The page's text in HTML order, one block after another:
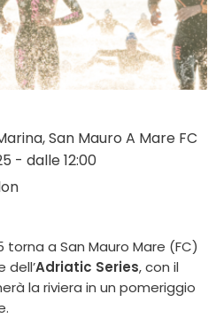
San Mauro A Mare FC
- dalle 12:00
a San Mauro Mare (FC)
dell’Adriatic Series, con il
la riviera in un pomeriggio